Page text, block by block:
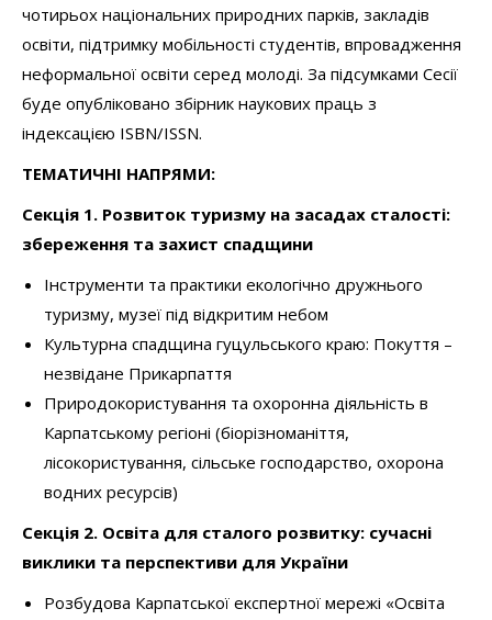
чотирьох національних природних парків, закладів
освіти, підтримку мобільності студентів, впровадження
неформальної освіти серед молоді. За підсумками Сесії
буде опубліковано збірник наукових праць з
індексацією ISBN/ISSN.
ТЕМАТИЧНІ НАПРЯМИ:
Секція 1. Розвиток туризму на засадах сталості:
збереження та захист спадщини
Інструменти та практики екологічно дружнього
туризму, музеї під відкритим небом
Культурна спадщина гуцульського краю: Покуття –
незвідане Прикарпаття
Природокористування та охоронна діяльність в
Карпатському регіоні (біорізноманіття,
лісокористування, сільське господарство, охорона
водних ресурсів)
Секція 2. Освіта для сталого розвитку: сучасні
виклики та перспективи для України
Розбудова Карпатської експертної мережі «Освіта